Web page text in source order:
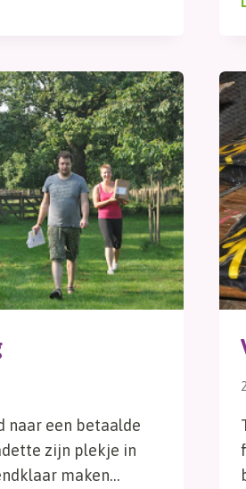
naar een betaalde
zijn plekje in
maken…